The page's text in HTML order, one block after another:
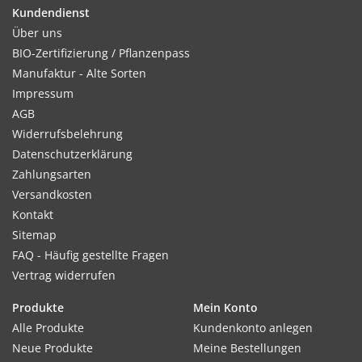
Pferdemist empfehlenswert.
Kultur:
Reihenabstand ca. 100cm, in der Reihe 30 cm. Pro Pflanzloch
4 Samenkörner, bei Vorzucht in Töpfen 2 Körner pro Topf.
Standort:
Gurken benötigen möglichst warmen, humosen, lockeren
Boden, eine gute Nährstoffversorgung und sehr viel Wasser.
Sonnig bis halbschattig und windgeschützt.
Ernte / Blüte:
Ernte ca. 80 Tage nach der Aussaat. Erste Früchte früh
Kundendienst
Über uns
BIO-Zertifizierung / Pflanzenpass
Manufaktur - Alte Sorten
Impressum
AGB
Widerrufsbelehrung
Datenschutzerklärung
Zahlungsarten
Versandkosten
Kontakt
Sitemap
FAQ - Häufig gestellte Fragen
Vertrag widerrufen
Produkte
Alle Produkte
Neue Produkte
Mein Konto
Kundenkonto anlegen
Meine Bestellungen